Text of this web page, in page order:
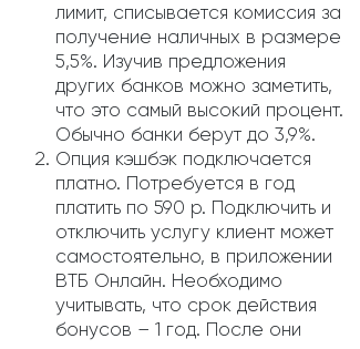
лимит, списывается комиссия за
получение наличных в размере
5,5%. Изучив предложения
других банков можно заметить,
что это самый высокий процент.
Обычно банки берут до 3,9%.
Опция кэшбэк подключается
платно. Потребуется в год
платить по 590 р. Подключить и
отключить услугу клиент может
самостоятельно, в приложении
ВТБ Онлайн. Необходимо
учитывать, что срок действия
бонусов – 1 год. После они